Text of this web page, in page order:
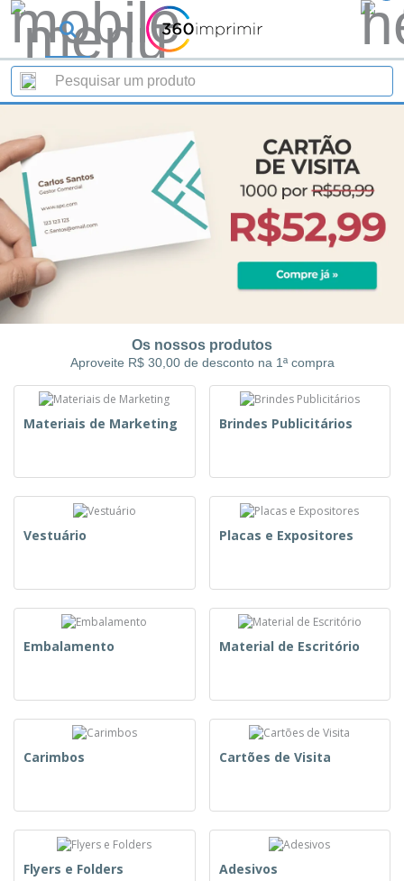
Os nossos produtos
Aproveite R$ 30,00 de desconto na 1ª compra
Materiais de Marketing Brindes Publicitários
Vestuário Placas e Expositores
Embalamento Material de Escritório
Carimbos Cartões de Visita
Flyers e Folders Adesivos